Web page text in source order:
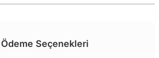
Ödeme Seçenekleri